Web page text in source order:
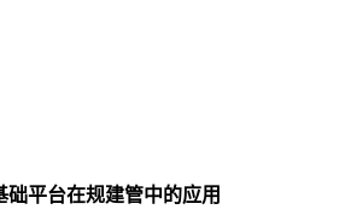
平台在规建管中的应用